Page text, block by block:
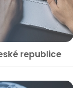
republice